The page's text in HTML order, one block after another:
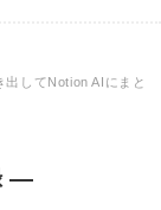
出してNotion AIにまと
—